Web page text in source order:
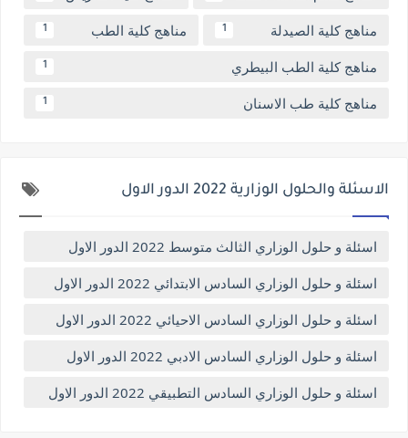
مناهج كلية الصيدلة 1 مناهج كلية الطب 1
مناهج كلية الطب البيطري 1
مناهج كلية طب الاسنان 1
الاسئلة والحلول الوزارية 2022 الدور الاول
اسئلة و حلول الوزاري الثالث متوسط 2022 الدور الاول
اسئلة و حلول الوزاري السادس الابتدائي 2022 الدور الاول
اسئلة و حلول الوزاري السادس الاحيائي 2022 الدور الاول
اسئلة و حلول الوزاري السادس الادبي 2022 الدور الاول
اسئلة و حلول الوزاري السادس التطبيقي 2022 الدور الاول